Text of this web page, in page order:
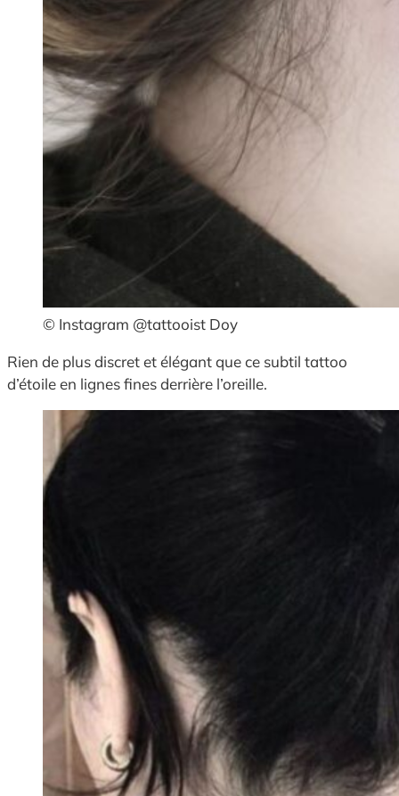
© Instagram @tattooist Doy
Rien de plus discret et élégant que ce subtil tattoo
d’étoile en lignes fines derrière l’oreille.